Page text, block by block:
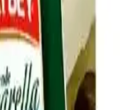
Lezzeti Artıran
kremalı tavuk çorbası ve
baharatlar ve çıtır üst
kurutulması dokuyu